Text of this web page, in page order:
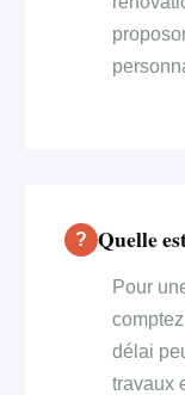
Quelle
Pour
délai
travaux